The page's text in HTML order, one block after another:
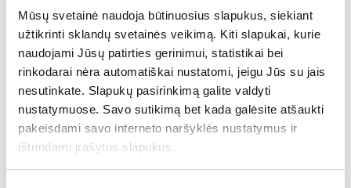
Mūsų svetainė naudoja būtinuosius slapukus, siekiant
užtikrinti sklandų svetainės veikimą. Kiti slapukai, kurie
naudojami Jūsų patirties gerinimui, statistikai bei
rinkodarai nėra automatiškai nustatomi, jeigu Jūs su jais
nesutinkate. Slapukų pasirinkimą galite valdyti
nustatymuose. Savo sutikimą bet kada galėsite atšaukti
pakeisdami savo interneto naršyklės nustatymus ir
ištrindami įrašytus slapukus.
teisę balsuoti, privalo pateikti asmens tapatybę
patvirtinantį dokumentą. Asmuo, kuris nėra
akcininkas, be šio dokumento, turi pateikti
dokumentą, patvirtinantį teisę balsuoti
Susirinkime. Reikalavimas pateikti asmens
tapatybę patvirtinantį dokumentą netaikomas, kai
balsuojama raštu, užpildant bendrąjį balsavimo
biuletenį.